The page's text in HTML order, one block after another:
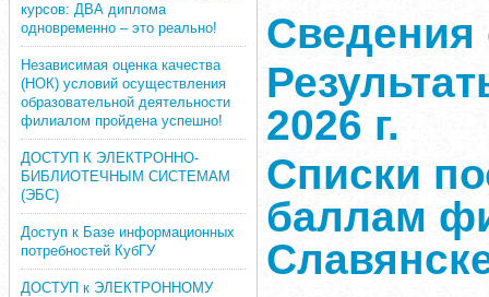
курсов: ДВА диплома
одновременно – это реально!
Независимая оценка качества
(НОК) условий осуществления
образовательной деятельности
филиалом пройдена успешно!
ДОСТУП К ЭЛЕКТРОННО-
БИБЛИОТЕЧНЫМ СИСТЕМАМ
(ЭБС)
Доступ к Базе информационных
потребностей КубГУ
ДОСТУП к ЭЛЕКТРОННОМУ
Сведения
2026 г.
Списки
баллам